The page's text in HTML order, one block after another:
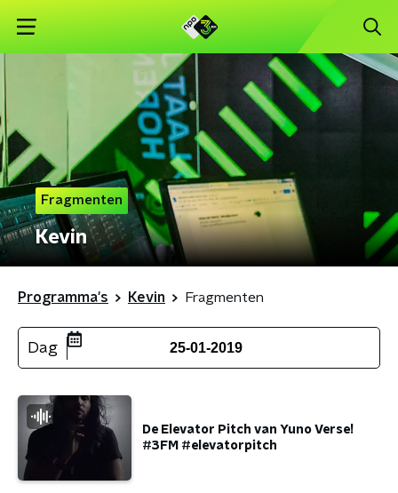
Fragmenten
Kevin
Programma's Kevin Fragmenten
Dag 25-01-2019
De Elevator Pitch van Yuno Verse!
#3FM #elevatorpitch